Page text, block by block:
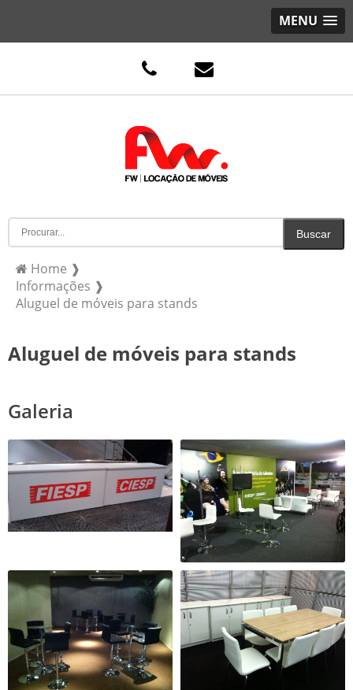
MENU
Home ❱
Informações ❱
Aluguel de móveis para stands
Aluguel de móveis para stands
Galeria